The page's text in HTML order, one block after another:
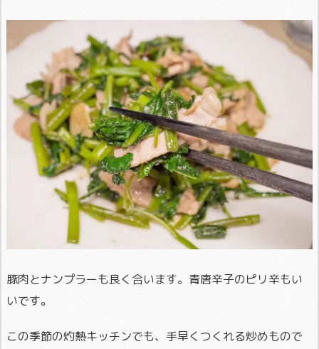
豚肉とナンプラーも良く合います。青唐辛子のピリ辛もい
いです。
この季節の灼熱キッチンでも、手早くつくれる炒めもので